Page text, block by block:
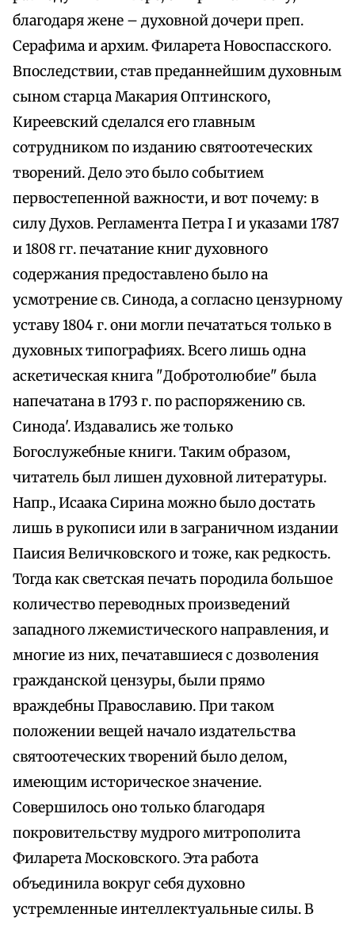
благодаря жене – духовной дочери преп.
Серафима и архим. Филарета Новоспасского.
Впоследствии, став преданнейшим духовным
сыном старца Макария Оптинского,
Киреевский сделался его главным
сотрудником по изданию святоотеческих
творений. Дело это было событием
первостепенной важности, и вот почему: в
силу Духов. Регламента Петра I и указами 1787
и 1808 гг. печатание книг духовного
содержания предоставлено было на
усмотрение св. Синода, а согласно цензурному
уставу 1804 г. они могли печататься только в
духовных типографиях. Всего лишь одна
аскетическая книга "Добротолюбие" была
напечатана в 1793 г. по распоряжению св.
Синода'. Издавались же только
Богослужебные книги. Таким образом,
читатель был лишен духовной литературы.
Напр., Исаака Сирина можно было достать
лишь в рукописи или в заграничном издании
Паисия Величковского и тоже, как редкость.
Тогда как светская печать породила большое
количество переводных произведений
западного лжемистического направления, и
многие из них, печатавшиеся с дозволения
гражданской цензуры, были прямо
враждебны Православию. При таком
положении вещей начало издательства
святоотеческих творений было делом,
имеющим историческое значение.
Совершилось оно только благодаря
покровительству мудрого митрополита
Филарета Московского. Эта работа
объединила вокруг себя духовно
устремленные интеллектуальные силы. В